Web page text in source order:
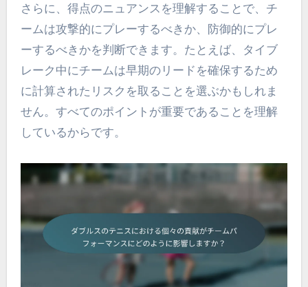
さらに、得点のニュアンスを理解することで、チ
ームは攻撃的にプレーするべきか、防御的にプレ
ーするべきかを判断できます。たとえば、タイブ
レーク中にチームは早期のリードを確保するため
に計算されたリスクを取ることを選ぶかもしれま
せん。すべてのポイントが重要であることを理解
しているからです。